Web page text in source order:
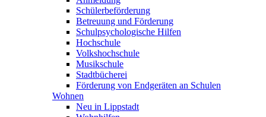
Schülerbeförderung
Betreuung und Förderung
Schulpsychologische Hilfen
Hochschule
Volkshochschule
Musikschule
Stadtbücherei
Förderung von Endgeräten an Schulen
Wohnen
Neu in Lippstadt